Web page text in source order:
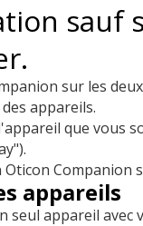
sauf
sur les
appareils.
que vous
Companion
appareils
appareil avec